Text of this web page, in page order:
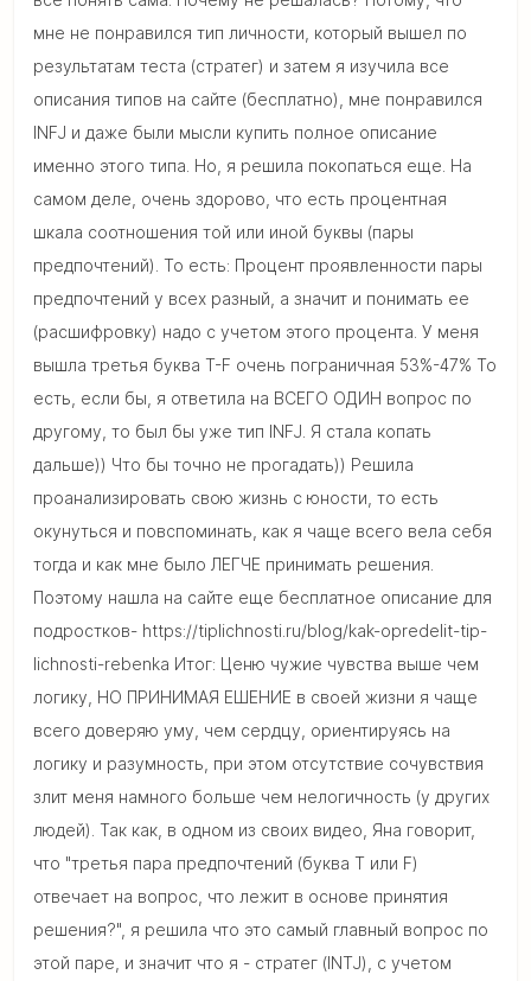
мне не понравился тип личности, который вышел по
результатам теста (стратег) и затем я изучила все
описания типов на сайте (бесплатно), мне понравился
INFJ и даже были мысли купить полное описание
именно этого типа. Но, я решила покопаться еще. На
самом деле, очень здорово, что есть процентная
шкала соотношения той или иной буквы (пары
предпочтений). То есть: Процент проявленности пары
предпочтений у всех разный, а значит и понимать ее
(расшифровку) надо с учетом этого процента. У меня
вышла третья буква T-F очень пограничная 53%-47% То
есть, если бы, я ответила на ВСЕГО ОДИН вопрос по
другому, то был бы уже тип INFJ. Я стала копать
дальше)) Что бы точно не прогадать)) Решила
проанализировать свою жизнь с юности, то есть
окунуться и повспоминать, как я чаще всего вела себя
тогда и как мне было ЛЕГЧЕ принимать решения.
Поэтому нашла на сайте еще бесплатное описание для
подростков- https://tiplichnosti.ru/blog/kak-opredelit-tip-
lichnosti-rebenka Итог: Ценю чужие чувства выше чем
логику, НО ПРИНИМАЯ ЕШЕНИЕ в своей жизни я чаще
всего доверяю уму, чем сердцу, ориентируясь на
логику и разумность, при этом отсутствие сочувствия
злит меня намного больше чем нелогичность (у других
людей). Так как, в одном из своих видео, Яна говорит,
что "третья пара предпочтений (буква T или F)
отвечает на вопрос, что лежит в основе принятия
решения?", я решила что это самый главный вопрос по
этой паре, и значит что я - стратег (INTJ), с учетом